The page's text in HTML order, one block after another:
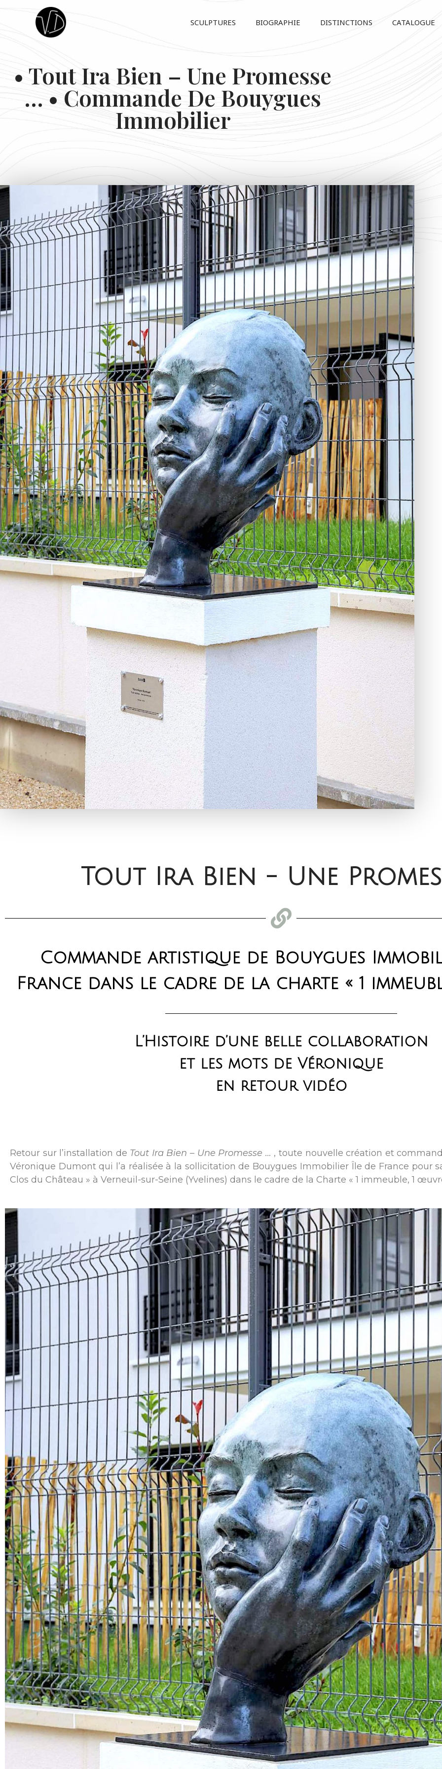
SCULPTURES BIOGRAPHIE DISTINCTIONS CATALOGUE
• Tout Ira Bien – Une Promesse
… • Commande De Bouygues
Immobilier
Tout Ira Bien - Une
Commande artistique de Bouygues
France dans le cadre de la charte « 1
L’Histoire d’une belle collaboration
et les mots de Véronique
en retour vidéo
Retour sur l’installation de Tout Ira Bien – Une Promesse … , toute nouvelle création et
Véronique Dumont qui l’a réalisée à la sollicitation de Bouygues Immobilier Île de France pour
Clos du Château » à Verneuil-sur-Seine (Yvelines) dans le cadre de la Charte « 1 immeuble, 1